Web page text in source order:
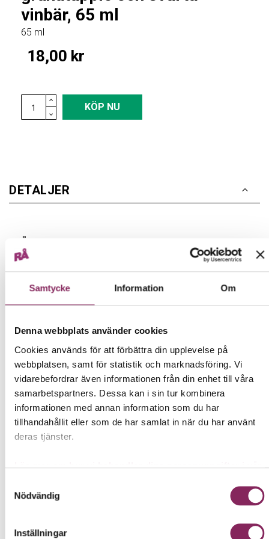
Samtycke Information Om
Denna webbplats använder cookies
Cookies används för att förbättra din upplevelse på
webbplatsen, samt för statistik och marknadsföring. Vi
vidarebefordrar även informationen från din enhet till våra
samarbetspartners. Dessa kan i sin tur kombinera
informationen med annan information som du har
tillhandahållit eller som de har samlat in när du har använt
deras tjänster.
Nödvändig
Inställningar
the
images
gallery
vinbär, 65 ml
65 ml
18,00 kr
KÖP NU
DETALJER
RÅ Ingefärashot med granatäpple
och svarta vinbär – en fruktig shot
23 % ingefära
Rik på antioxidanter
Fyllig och fruktig smak
Lätt att ta med
Osötad
RÅ Ingefärashot med granatäpple och svarta vinbär
innehåller 60 % äpple, 23 % pressad ingefära, 11 %
granatäpple, 4 % svarta vinbär och 2 % citron. Tillsammans
shot innehåller 65 ml.
Pastöriserad för att garantera en säker och hållbar produkt.
I våra små shotflaskor tillsätter vi konserveringsmedel för
att öka hållbarheten ytterligare.